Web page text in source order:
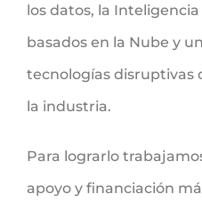
los datos, la
basados en la Nube y
tecnologías disruptivas
la industria.
Para lograrlo
apoyo y financiación